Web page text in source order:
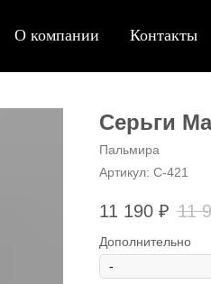
О компании Контакты
Серьги
Пальмира
Артикул: С-421
11 190 ₽ 11
Дополнительно